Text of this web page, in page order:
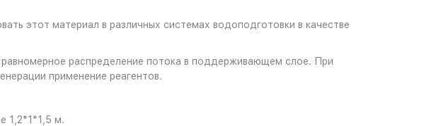
этот материал в различных системах водоподготовки в качестве
равномерное распределение потока в поддерживающем слое. При
применение реагентов.
1,2*1*1,5 м.